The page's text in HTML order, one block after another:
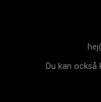
Du kan